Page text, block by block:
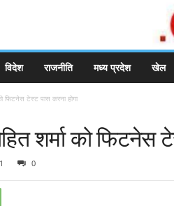
विदेश राजनीति मध्य प्रदेश खेल
फिटनेस टेस्ट पास करना होगा
शर्मा को फिटनेस
0